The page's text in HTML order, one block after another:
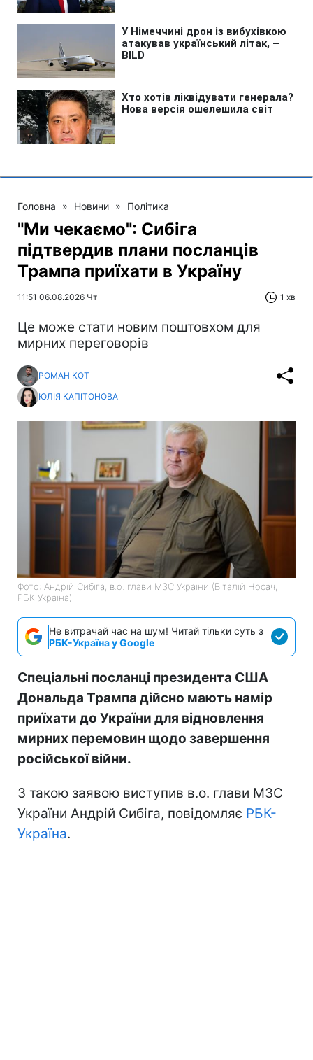
Головна » Новини » Політика
"Ми чекаємо": Сибіга
підтвердив плани посланців
Трампа приїхати в Україну
11:51 06.08.2026 Чт 1 хв
Це може стати новим поштовхом для
мирних переговорів
РОМАН КОТ
ЮЛІЯ КАПІТОНОВА
Фото: Андрій Сибіга, в.о. глави МЗС України (Віталій Носач,
РБК-Україна)
Не витрачай час на шум! Читай тільки суть з
РБК-Україна у Google
Спеціальні посланці президента США
Дональда Трампа дійсно мають намір
приїхати до України для відновлення
мирних перемовин щодо завершення
російської війни.
З такою заявою виступив в.о. глави МЗС
України Андрій Сибіга, повідомляє РБК-
Україна.